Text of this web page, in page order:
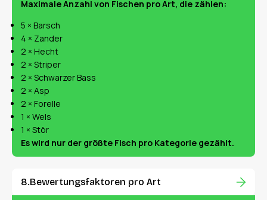
Maximale Anzahl von Fischen pro Art, die zählen:
5 × Barsch
4 × Zander
2 × Hecht
2 × Striper
2 × Schwarzer Bass
2 × Asp
2 × Forelle
1 × Wels
1 × Stör
Es wird nur der größte Fisch pro Kategorie gezählt.
Bewertungsfaktoren pro Art